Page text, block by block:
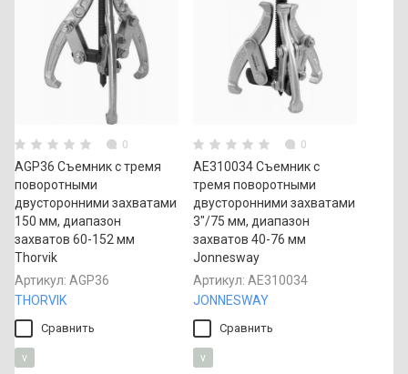
0
AGP36 Съемник с тремя
поворотными
двусторонними захватами
150 мм, диапазон
захватов 60-152 мм
Thorvik
Артикул: AGP36
THORVIK
Сравнить
v
0
AE310034 Съемник с
тремя поворотными
двусторонними захватами
3"/75 мм, диапазон
захватов 40-76 мм
Jonnesway
Артикул: AE310034
JONNESWAY
Сравнить
v